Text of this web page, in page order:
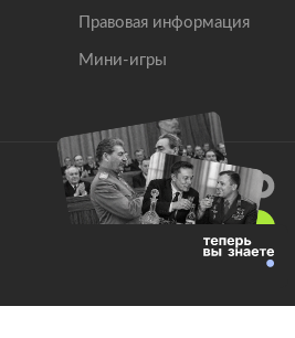
Правовая информация
Мини-игры
Все права защищены.